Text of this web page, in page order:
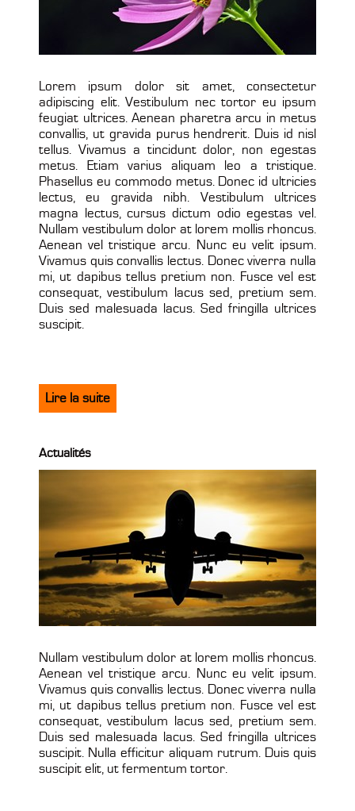
Lorem ipsum dolor sit amet, consectetur
adipiscing elit. Vestibulum nec tortor eu ipsum
feugiat ultrices. Aenean pharetra arcu in metus
convallis, ut gravida purus hendrerit. Duis id nisl
tellus. Vivamus a tincidunt dolor, non egestas
metus. Etiam varius aliquam leo a tristique.
Phasellus eu commodo metus. Donec id ultricies
lectus, eu gravida nibh. Vestibulum ultrices
magna lectus, cursus dictum odio egestas vel.
Nullam vestibulum dolor at lorem mollis rhoncus.
Aenean vel tristique arcu. Nunc eu velit ipsum.
Vivamus quis convallis lectus. Donec viverra nulla
mi, ut dapibus tellus pretium non. Fusce vel est
consequat, vestibulum lacus sed, pretium sem.
Duis sed malesuada lacus. Sed fringilla ultrices
suscipit.
Lire la suite
Actualités
Nullam vestibulum dolor at lorem mollis rhoncus.
Aenean vel tristique arcu. Nunc eu velit ipsum.
Vivamus quis convallis lectus. Donec viverra nulla
mi, ut dapibus tellus pretium non. Fusce vel est
consequat, vestibulum lacus sed, pretium sem.
Duis sed malesuada lacus. Sed fringilla ultrices
suscipit. Nulla efficitur aliquam rutrum. Duis quis
suscipit elit, ut fermentum tortor.